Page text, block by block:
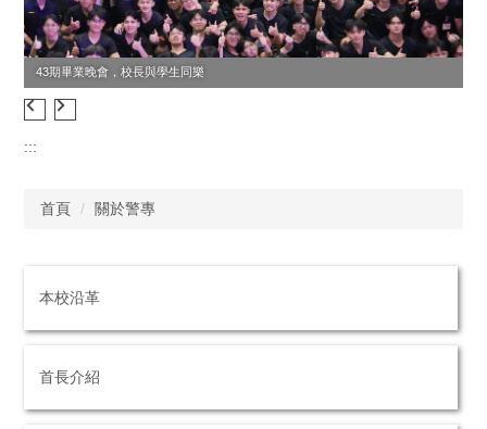
43期畢業晚會，校長與學生同樂
:::
首頁 關於警專
本校沿革
首長介紹